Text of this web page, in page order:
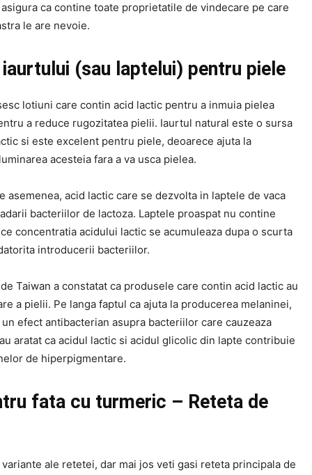
ca contine toate proprietatile de vindecare pe care
le are nevoie.
(sau laptelui) pentru piele
lotiuni care contin acid lactic pentru a inmuia pielea
a reduce rugozitatea pielii. Iaurtul natural este o sursa
si este excelent pentru piele, deoarece ajuta la
acesteia fara a va usca pielea.
asemenea, acid lactic care se dezvolta in laptele de vaca
bacteriilor de lactoza. Laptele proaspat nu contine
concentratia acidului lactic se acumuleaza dupa o scurta
introducerii bacteriilor.
Taiwan a constatat ca produsele care contin acid lactic au
a pielii. Pe langa faptul ca ajuta la producerea melaninei,
efect antibacterian asupra bacteriilor care cauzeaza
aratat ca acidul lactic si acidul glicolic din lapte contribuie
de hiperpigmentare.
fata cu turmeric – Reteta de
ale retetei, dar mai jos veti gasi reteta principala de